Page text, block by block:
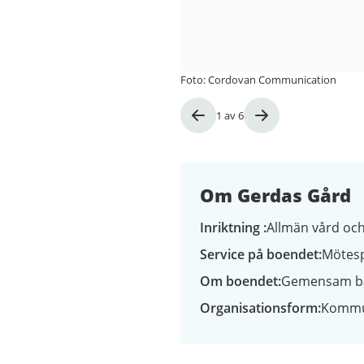
Bild
1 av6
Foto: Cordovan Communication
Om Gerdas Gård
Inriktning Allmän vård
Service på boendet
Om boendet Gemensam
Organisationsform